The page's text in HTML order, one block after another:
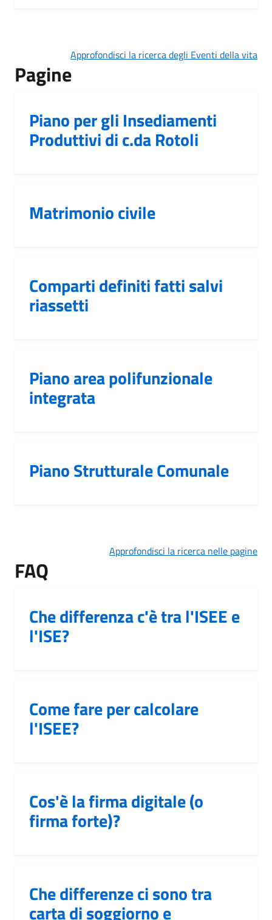
Approfondisci la ricerca degli Eventi della vita
Pagine
Piano per gli Insediamenti
Produttivi di c.da Rotoli
Matrimonio civile
Comparti definiti fatti salvi
riassetti
Piano area polifunzionale
integrata
Piano Strutturale Comunale
Approfondisci la ricerca nelle pagine
FAQ
Che differenza c'è tra l'ISEE e
l'ISE?
Come fare per calcolare
l'ISEE?
Cos'è la firma digitale (o
firma forte)?
Che differenze ci sono tra
carta di soggiorno e